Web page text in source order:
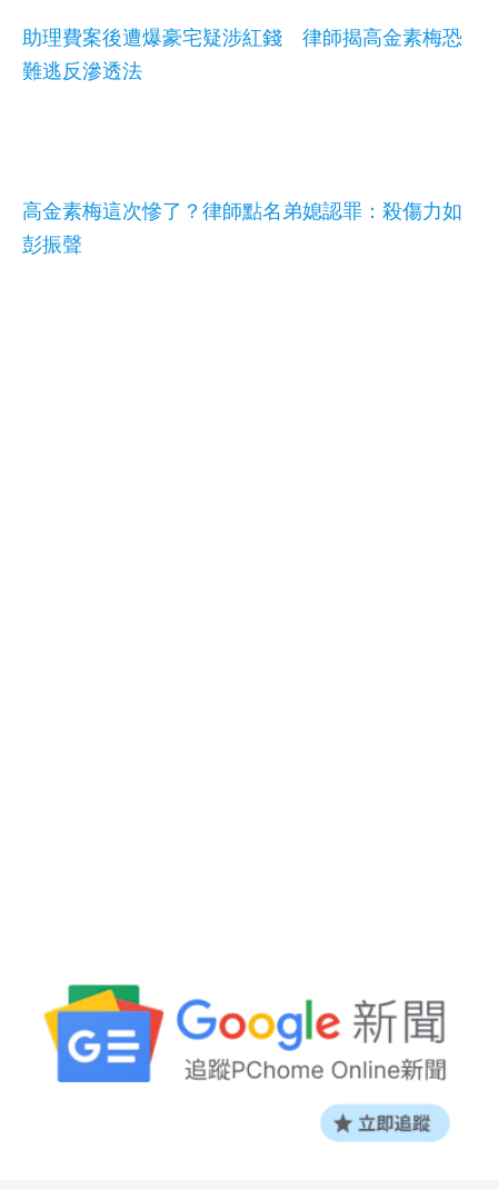
助理費案後遭爆豪宅疑涉紅錢 律師揭高金素梅恐
難逃反滲透法
高金素梅這次慘了？律師點名弟媳認罪：殺傷力如
彭振聲